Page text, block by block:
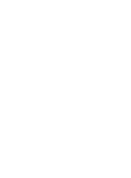
egy gasztroenterológus
-